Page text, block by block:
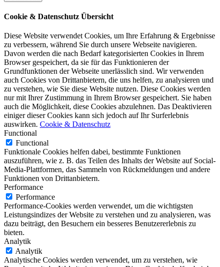
Cookie & Datenschutz Übersicht
Diese Website verwendet Cookies, um Ihre Erfahrung & Ergebnisse
zu verbessern, während Sie durch unsere Webseite navigieren.
Davon werden die nach Bedarf kategorisierten Cookies in Ihrem
Browser gespeichert, da sie für das Funktionieren der
Grundfunktionen der Webseite unerlässlich sind. Wir verwenden
auch Cookies von Drittanbietern, die uns helfen, zu analysieren und
zu verstehen, wie Sie diese Website nutzen. Diese Cookies werden
nur mit Ihrer Zustimmung in Ihrem Browser gespeichert. Sie haben
auch die Möglichkeit, diese Cookies abzulehnen. Das Deaktivieren
einiger dieser Cookies kann sich jedoch auf Ihr Surferlebnis
auswirken. Cookie & Datenschutz
Functional
Functional
Funktionale Cookies helfen dabei, bestimmte Funktionen
auszuführen, wie z. B. das Teilen des Inhalts der Website auf Social-
Media-Plattformen, das Sammeln von Rückmeldungen und andere
Funktionen von Drittanbietern.
Performance
Performance
Performance-Cookies werden verwendet, um die wichtigsten
Leistungsindizes der Website zu verstehen und zu analysieren, was
dazu beiträgt, den Besuchern ein besseres Benutzererlebnis zu
bieten.
Analytik
Analytik
Analytische Cookies werden verwendet, um zu verstehen, wie